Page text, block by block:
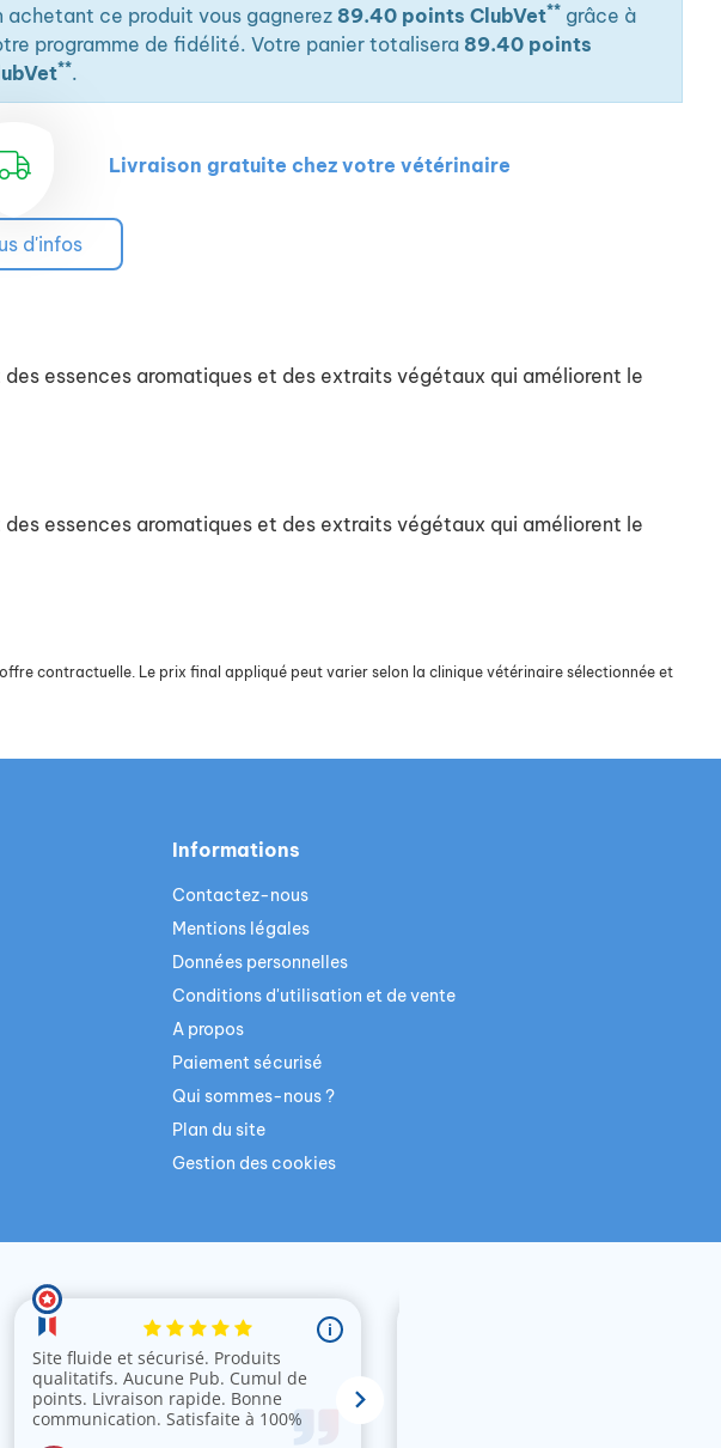
achetant ce produit vous gagnerez 89.40 points ClubVet** grâce à
programme de fidélité. Votre panier totalisera 89.40 points
**.
Livraison gratuite chez votre vétérinaire
d'infos
essences aromatiques et des extraits végétaux qui améliorent le
essences aromatiques et des extraits végétaux qui améliorent le
contractuelle. Le prix final appliqué peut varier selon la clinique vétérinaire sélectionnée et
Informations
Contactez-nous
Mentions légales
Données personnelles
Conditions d'utilisation et de vente
A propos
Paiement sécurisé
Qui sommes-nous ?
Plan du site
Gestion des cookies